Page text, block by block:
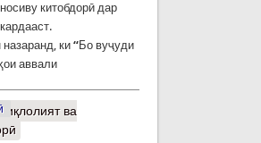
китобдорӣ дар
ки“Бо вуҷуди
аввали
ва